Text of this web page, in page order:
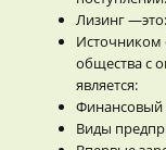
Лизинг —это:
Источником
общества с
является:
Виды